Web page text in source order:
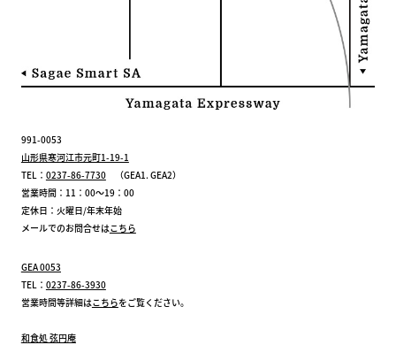
991-0053
山形県寒河江市元町1-19-1
TEL： 0237-86-7730（GEA1. GEA2）
営業時間：11：00～19：00
定休日：火曜日/年末年始
メールでのお問合せはこちら
GEA 0053
TEL： 0237-86-3930
営業時間等詳細はこちらをご覧ください。
和食処 弦円庵